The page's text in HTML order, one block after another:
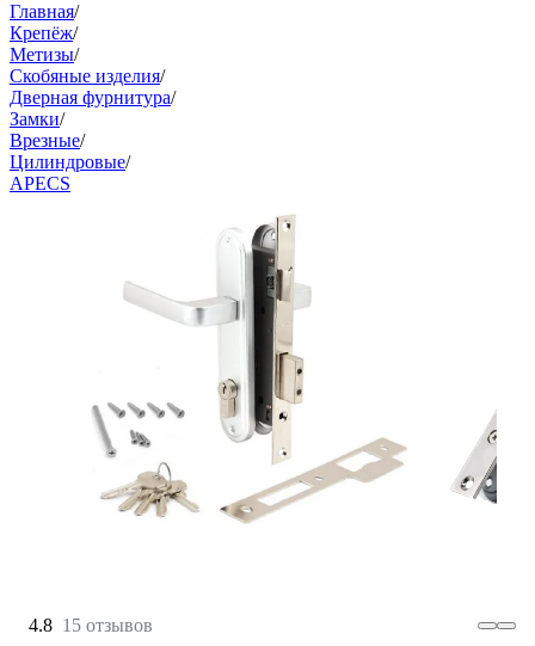
Главная/
Крепёж/
Метизы/
Скобяные изделия/
Дверная фурнитура/
Замки/
Врезные/
Цилиндровые/
APECS
4.8 15 отзывов